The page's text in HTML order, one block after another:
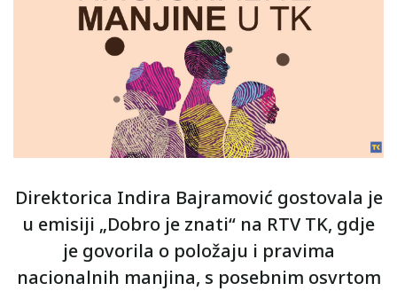
Direktorica Indira Bajramović gostovala je
u emisiji „Dobro je znati“ na RTV TK, gdje
je govorila o položaju i pravima
nacionalnih manjina, s posebnim osvrtom